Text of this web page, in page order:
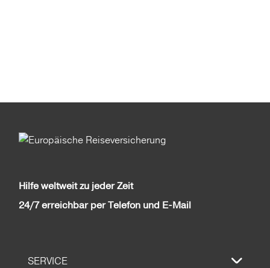
Hilfe weltweit zu jeder Zeit
24/7 erreichbar per Telefon und E-Mail
SERVICE